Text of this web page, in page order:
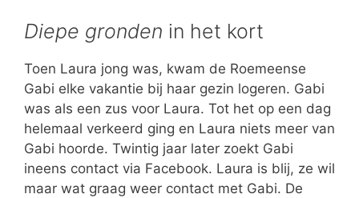
Diepe gronden in het kort
Toen Laura jong was, kwam de Roemeense
Gabi elke vakantie bij haar gezin logeren. Gabi
was als een zus voor Laura. Tot het op een dag
helemaal verkeerd ging en Laura niets meer van
Gabi hoorde. Twintig jaar later zoekt Gabi
ineens contact via Facebook. Laura is blij, ze wil
maar wat graag weer contact met Gabi. De